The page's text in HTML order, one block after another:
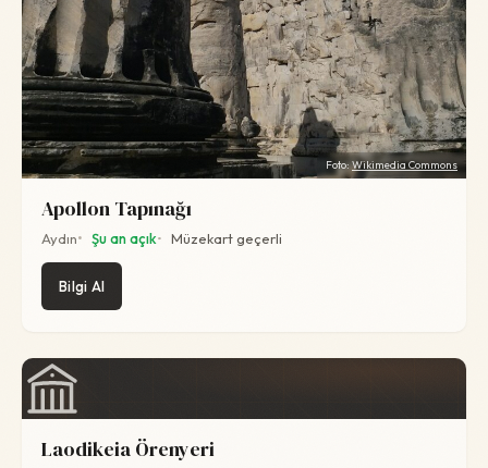
Foto:Wikimedia Commons
Apollon Tapınağı
Aydın Şu an açık Müzekart geçerli
Bilgi Al
Laodikeia Örenyeri